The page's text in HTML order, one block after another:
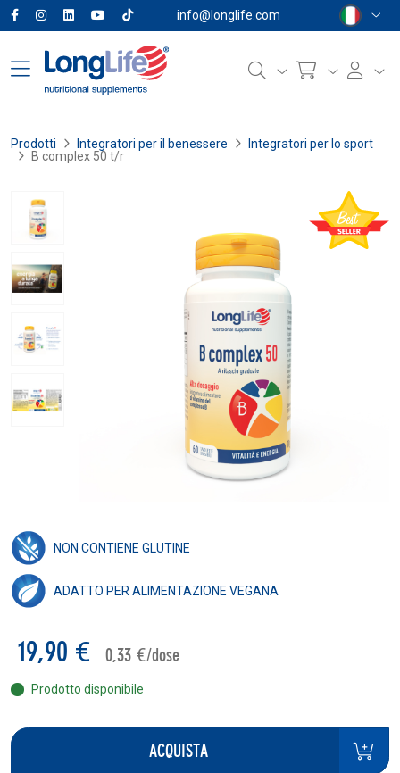
info@longlife.com
Prodotti Integratori per il benessere
Integratori per lo sport
B complex 50 t/r
NON CONTIENE GLUTINE
ADATTO PER ALIMENTAZIONE VEGANA
19,90 € 0,33 €/dose
Prodotto disponibile
ACQUISTA